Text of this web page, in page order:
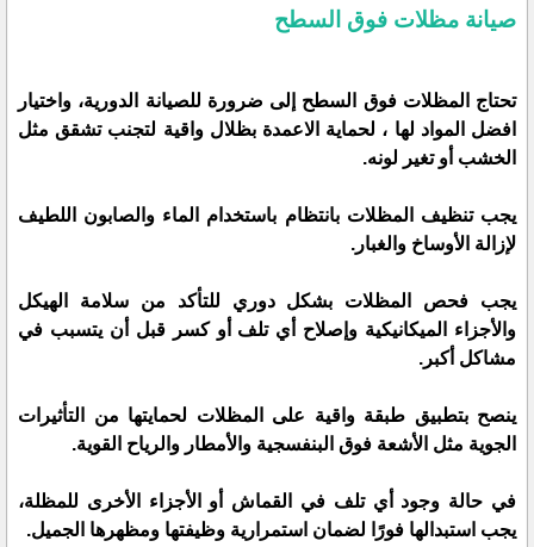
صيانة مظلات فوق السطح
تحتاج المظلات فوق السطح إلى ضرورة للصيانة الدورية، واختيار
افضل المواد لها ، لحماية الاعمدة بظلال واقية لتجنب تشقق مثل
الخشب أو تغير لونه.
يجب تنظيف المظلات بانتظام باستخدام الماء والصابون اللطيف
لإزالة الأوساخ والغبار.
يجب فحص المظلات بشكل دوري للتأكد من سلامة الهيكل
والأجزاء الميكانيكية وإصلاح أي تلف أو كسر قبل أن يتسبب في
مشاكل أكبر.
ينصح بتطبيق طبقة واقية على المظلات لحمايتها من التأثيرات
الجوية مثل الأشعة فوق البنفسجية والأمطار والرياح القوية.
في حالة وجود أي تلف في القماش أو الأجزاء الأخرى للمظلة،
يجب استبدالها فورًا لضمان استمرارية وظيفتها ومظهرها الجميل.